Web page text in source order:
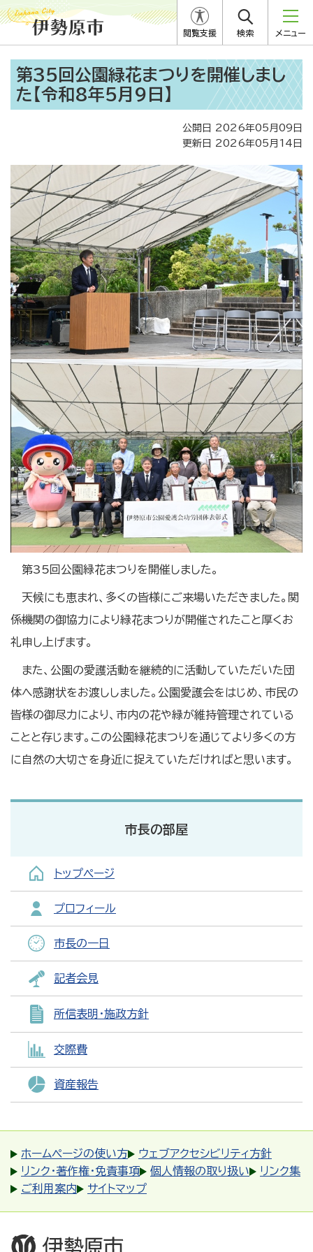
閲覧支援 検索 メニュー
第35回公園緑花まつりを開催しまし
た【令和8年5月9日】
公開日 2026年05月09日
更新日 2026年05月14日
第35回公園緑花まつりを開催しました。
天候にも恵まれ、多くの皆様にご来場いただきました。関
係機関の御協力により緑花まつりが開催されたこと厚くお
礼申し上げます。
また、公園の愛護活動を継続的に活動していただいた団
体へ感謝状をお渡ししました。公園愛護会をはじめ、市民の
皆様の御尽力により、市内の花や緑が維持管理されている
ことと存じます。この公園緑花まつりを通じてより多くの方
に自然の大切さを身近に捉えていただければと思います。
市長の部屋
トップページ
プロフィール
市長の一日
記者会見
所信表明・施政方針
交際費
資産報告
ホームページの使い方
ウェブアクセシビリティ方針
リンク・著作権・免責事項
個人情報の取り扱い
リンク集
ご利用案内
サイトマップ